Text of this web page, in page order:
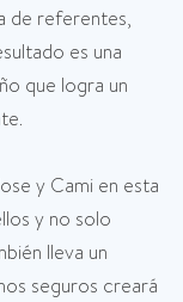
de referentes,
es una
que logra un
y Cami en esta
y no solo
lleva un
seguros creará